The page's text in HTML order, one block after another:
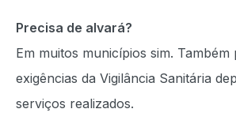
Precisa de alvará?
Em muitos municípios sim. Também
exigências da Vigilância Sanitária
serviços realizados.